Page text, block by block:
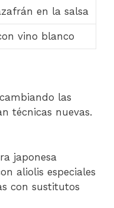
en la salsa
vino blanco
las
técnicas nuevas.
japonesa
aliolis especiales
con sustitutos